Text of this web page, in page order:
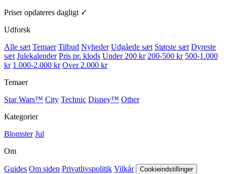
Priser opdateres dagligt ✓
Udforsk
Alle sæt Temaer Tilbud Nyheder Udgåede sæt Største sæt Dyreste
sæt Julekalender Pris pr. klods Under 200 kr 200-500 kr 500-1.000
kr 1.000-2.000 kr Over 2.000 kr
Temaer
Star Wars™ City Technic Disney™ Other
Kategorier
Blomster Jul
Om
Guides Om siden Privatlivspolitik Vilkår Cookieindstillinger